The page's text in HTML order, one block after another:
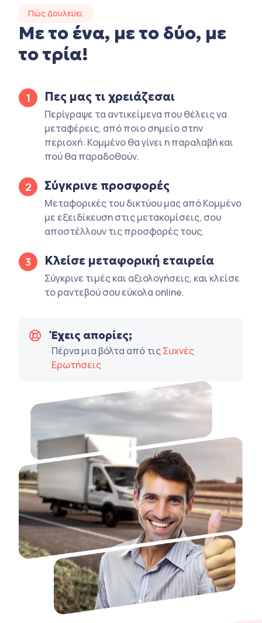
Πώς Δουλεύει
Με το ένα, με το δύο, με
το τρία!
1 Πες μας τι χρειάζεσαι
Περίγραψε τα αντικείμενα που θέλεις να
μεταφέρεις, από ποιο σημείο στην
περιοχή: Κομμένο θα γίνει η παραλαβή και
πού θα παραδοθούν.
2 Σύγκρινε προσφορές
Μεταφορικές του δικτύου μας από Κομμένο
με εξειδίκευση στις μετακομίσεις, σου
αποστέλλουν τις προσφορές τους.
3 Κλείσε μεταφορική εταιρεία
Σύγκρινε τιμές και αξιολογήσεις, και κλείσε
το ραντεβού σου εύκολα online.
Έχεις απορίες;
Πέρνα μια βόλτα από τιςΣυχνές
Ερωτήσεις